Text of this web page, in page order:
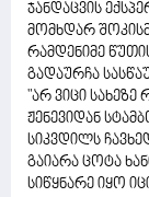
ჯანდაცვის
მომხდარ
რამდენიმე
გადაურჩა
"არ ვიცი
ჟენევიდან
სიკვდილს
გაიარა ცოტა
სიწყნარე იყო